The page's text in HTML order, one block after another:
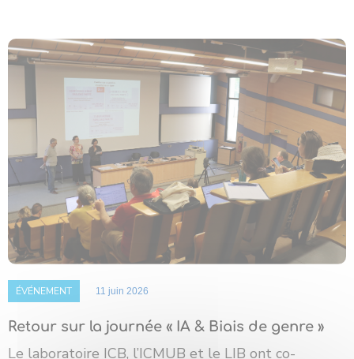
ÉVÉNEMENT 11 juin 2026
Retour sur la journée « IA & Biais de genre »
Le laboratoire ICB, l’ICMUB et le LIB ont co-